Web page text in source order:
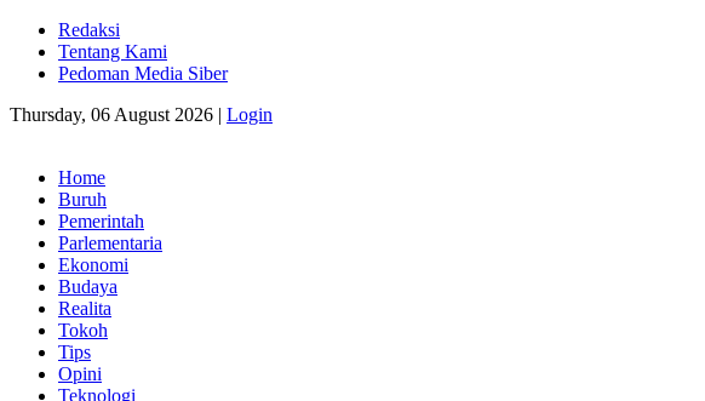
Redaksi
Tentang Kami
Pedoman Media Siber
Thursday, 06 August 2026 | Login
Home
Buruh
Pemerintah
Parlementaria
Ekonomi
Budaya
Realita
Tokoh
Tips
Opini
Teknologi